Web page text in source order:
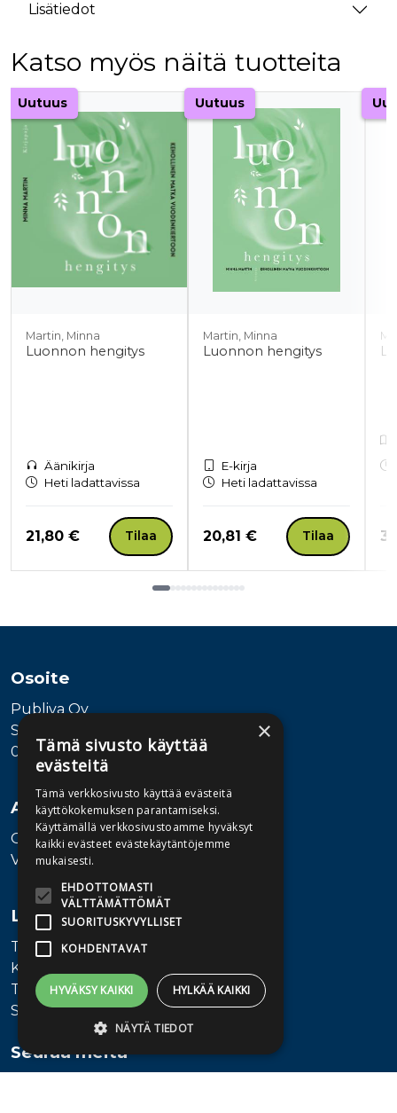
Lisätiedot
Katso myös näitä tuotteita
Tuoteluettelon alku
Uutuus
Martin, Minna
Luonnon hengitys
Äänikirja
Heti ladattavissa
Hinta nyt
21,80 € Tilaa
Uutuus
Martin, Minna
Luonnon hengitys
E-kirja
Heti ladattavissa
Hinta nyt
20,81 € Tilaa
Osoite
Publiva Oy
Sörnäistenkatu 1
00580 Helsinki
Asiakaspalvelu
Ota yhteyttä
Vaihde: 010 345100
Lisätietoa
Toimitusehdot
Käyttöohjeet
Tietosuojaseloste
Saavutettavuusseloste
Seuraa meitä
×
Tämä sivusto käyttää
evästeitä
Tämä verkkosivusto käyttää evästeitä
käyttökokemuksen parantamiseksi.
Käyttämällä verkkosivustoamme hyväksyt
kaikki evästeet evästekäytäntöjemme
mukaisesti.
EHDOTTOMASTI
VÄLTTÄMÄTTÖMÄT
SUORITUSKYVYLLISET
KOHDENTAVAT
HYVÄKSY KAIKKI HYLKÄÄ KAIKKI
NÄYTÄ TIEDOT